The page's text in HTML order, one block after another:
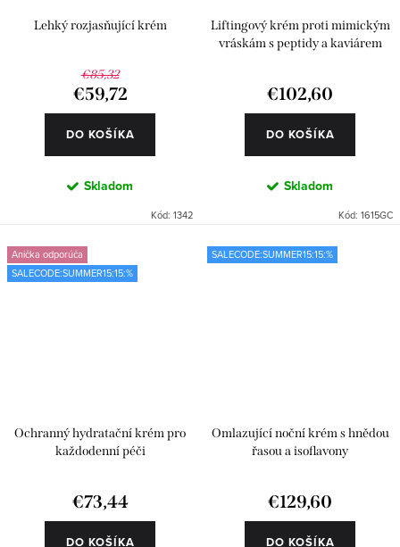
Lehký rozjasňující krém
€85,32
€59,72
DO KOŠÍKA
Skladom
Kód: 1342
Liftingový krém proti mimickým
vráskám s peptidy a kaviárem
€102,60
DO KOŠÍKA
Skladom
Kód: 1615GC
Anička odporúča
SALECODE:SUMMER15:15:%
Ochranný hydratační krém pro
každodenní péči
€73,44
DO KOŠÍKA
SALECODE:SUMMER15:15:%
Omlazující noční krém s hnědou
řasou a isoflavony
€129,60
DO KOŠÍKA